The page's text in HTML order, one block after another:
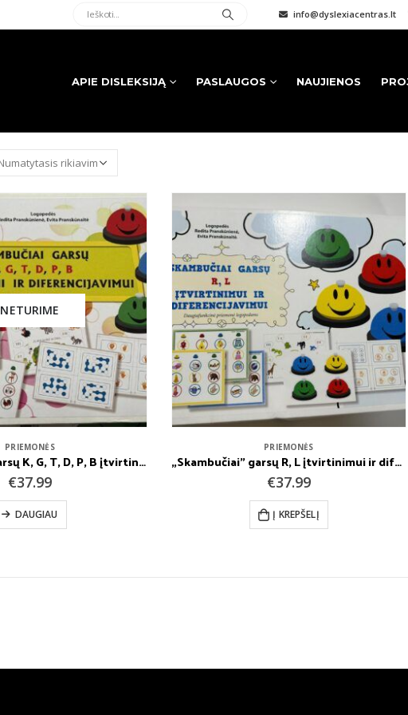
info@dyslexiacentras.lt
APIE DISLEKSIJĄ PASLAUGOS NAUJIENOS
NETURIME
PRIEMONĖS
„Skambučiai” garsų K, G, T, D, P, B įtvirtinimui ir diferencijavimui
€37.99
DAUGIAU
PRIEMONĖS
„Skambučiai” garsų R, L įtvirtinimui ir diferencijavimui
€37.99
Į KREPŠELĮ